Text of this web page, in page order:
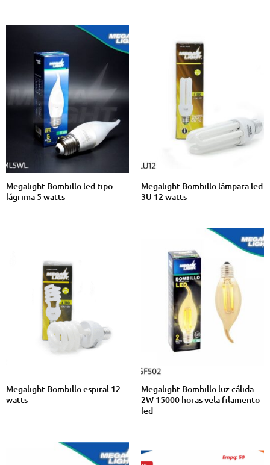
Megalight Bombillo led tipo
lágrima 5 watts
Megalight Bombillo lámpara led
3U 12 watts
Megalight Bombillo espiral 12
watts
Megalight Bombillo luz cálida
2W 15000 horas vela filamento
led